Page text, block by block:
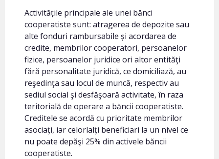
Activitățile principale ale unei bănci
cooperatiste sunt: atragerea de depozite sau
alte fonduri rambursabile și acordarea de
credite, membrilor cooperatori, persoanelor
fizice, persoanelor juridice ori altor entităţi
fără personalitate juridică, ce domiciliază, au
reşedinţa sau locul de muncă, respectiv au
sediul social şi desfăşoară activitate, în raza
teritorială de operare a băncii cooperatiste.
Creditele se acordă cu prioritate membrilor
asociați, iar celorlalți beneficiari la un nivel ce
nu poate depăşi 25% din activele băncii
cooperatiste.